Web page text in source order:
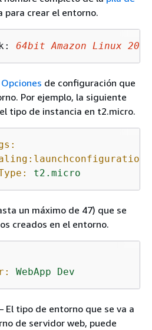
para crear el entorno.
64bit Amazon Linux
Opciones de configuración que
Por ejemplo, la siguiente
tipo de instancia en t2.micro.
t2.micro
un máximo de 47) que se
creados en el entorno.
WebApp Dev
El tipo de entorno que se va a
de servidor web, puede